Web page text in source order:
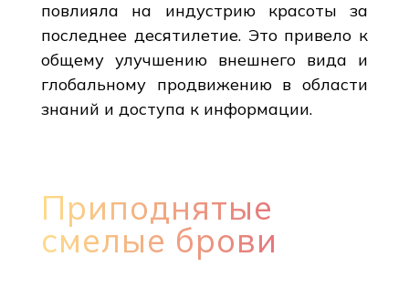
повлияла на индустрию красоты за
последнее десятилетие. Это привело к
общему улучшению внешнего вида и
глобальному продвижению в области
знаний и доступа к информации.
Приподнятые
смелые брови